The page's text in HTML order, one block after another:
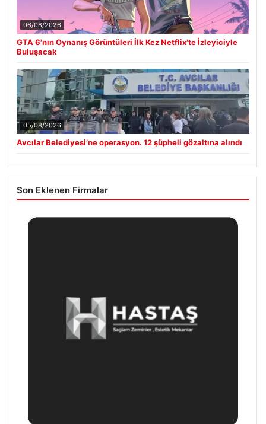
06/08/2026
GTA 6’nın Oynanış Görüntüleri İlk Kez Netflix’te İzleyiciyle
Buluşacak
05/08/2026
Avcılar Belediyesi’ne operasyon. 12 şüpheli gözaltına alındı
Son Eklenen Firmalar